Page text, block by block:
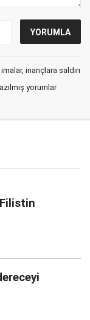
inançlara saldırı
yorumlar